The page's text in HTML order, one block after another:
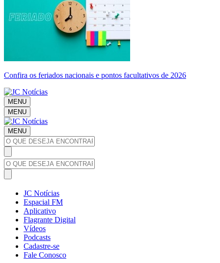
Confira os feriados nacionais e pontos facultativos de 2026
MENU
MENU
MENU
JC Notícias
Espacial FM
Aplicativo
Flagrante Digital
Vídeos
Podcasts
Cadastre-se
Fale Conosco